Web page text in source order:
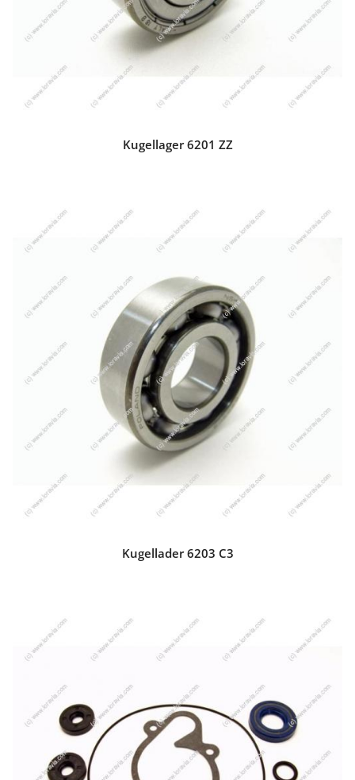
Kugellager 6201 ZZ
Kugellader 6203 C3